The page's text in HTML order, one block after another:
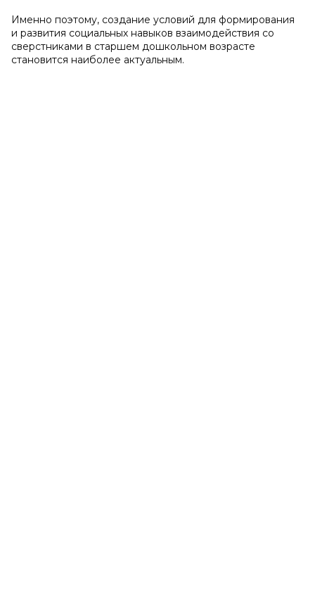
Именно поэтому, создание условий для формирования
и развития социальных навыков взаимодействия со
сверстниками в старшем дошкольном возрасте
становится наиболее актуальным.